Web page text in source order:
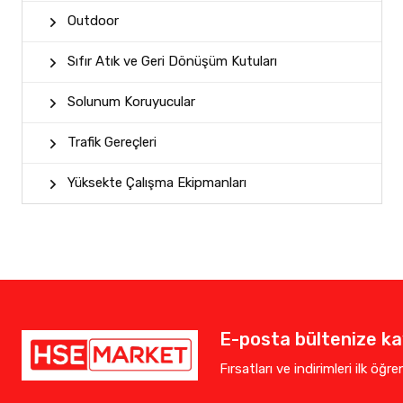
Outdoor
Sıfır Atık ve Geri Dönüşüm Kutuları
Solunum Koruyucular
Trafik Gereçleri
Yüksekte Çalışma Ekipmanları
E-posta bültenize
Fırsatları ve indirimleri ilk